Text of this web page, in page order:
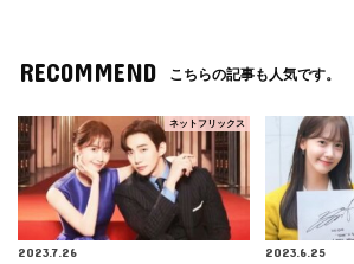
RECOMMEND こちらの記事も人気です。
ネットフリックス
2023.7.26
2023.6.25